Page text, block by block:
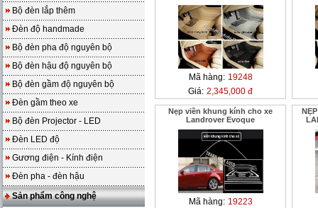
Bộ đèn lắp thêm
Đèn độ handmade
Bộ đèn pha độ nguyên bộ
Bộ đèn hậu độ nguyên bộ
Bộ đèn gầm độ nguyên bộ
Đèn gầm theo xe
Bộ đèn Projector - LED
Đèn LED độ
Gương điện - Kính điện
Đèn pha - đèn hậu
Sản phẩm công nghệ
Mã hàng: 19248
Giá: 2,345,000 đ
Nẹp viền khung kính cho xe
Landrover Evoque
Mã hàng: 19223